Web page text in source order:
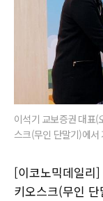
이석기 교보증권 대표(
스크(무인 단말기)에
[이코노믹데일
키오스크(무인